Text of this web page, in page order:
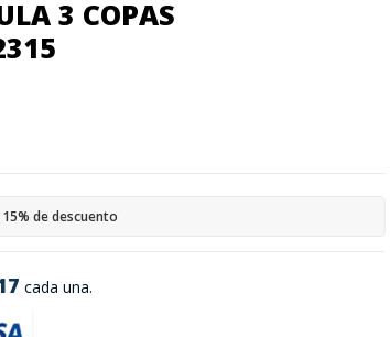
3 COPAS
cada una.
15% de descuento